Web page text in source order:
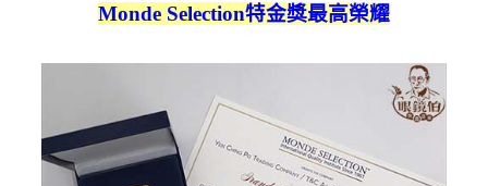
Monde Selection特金獎最高榮耀